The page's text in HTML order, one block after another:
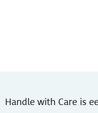
Handle with Care is